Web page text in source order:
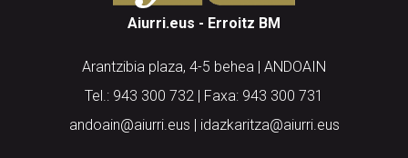
Aiurri.eus - Erroitz BM
Arantzibia plaza, 4-5 behea | ANDOAIN
Tel.: 943 300 732 | Faxa: 943 300 731
andoain@aiurri.eus | idazkaritza@aiurri.eus